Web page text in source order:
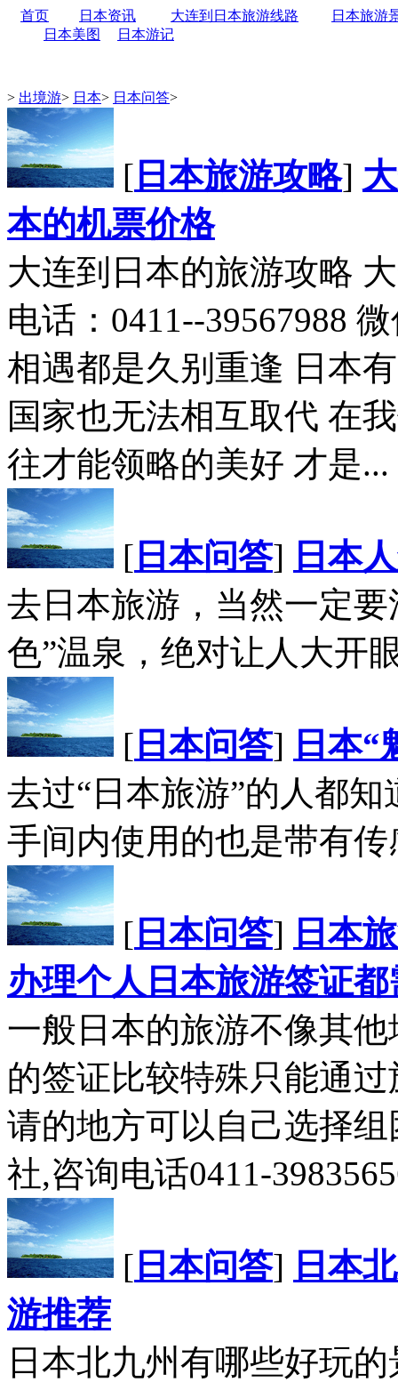
首页 日本资讯 大连到日本旅游线路
日本旅游
日本美图
日本游记
> 出境游> 日本> 日本问答>
[ 日本旅游攻略]
本的机票价格
大连到日本的旅游攻略
电话：0411--39567988
相遇都是久别重逢 日本
国家也无法相互取代 在
往才能领略的美好 才是...
[ 日本问答] 日本
去日本旅游，当然一定
色”温泉，绝对让人大开
[ 日本问答] 日本“
去过“日本旅游”的人都
手间内使用的也是带有
[ 日本问答] 日本
办理个人日本旅游签证都
一般日本的旅游不像其
的签证比较特殊只能通
请的地方可以自己选择
社,咨询电话0411-
[ 日本问答] 日本
游推荐
日本北九州有哪些好玩